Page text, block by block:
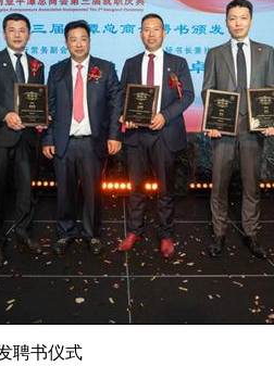
聘书仪式